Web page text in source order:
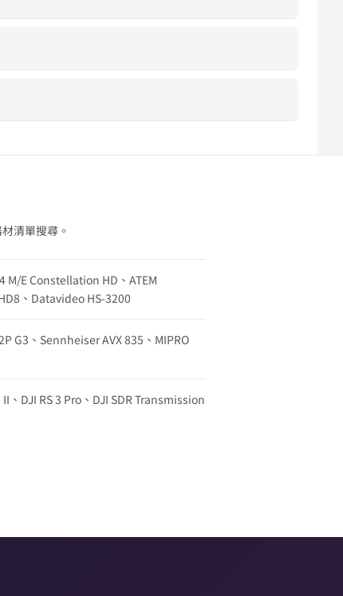
清單搜尋。
M/E Constellation HD、ATEM
、Datavideo HS-3200
G3、Sennheiser AVX 835、MIPRO
、DJI RS 3 Pro、DJI SDR Transmission